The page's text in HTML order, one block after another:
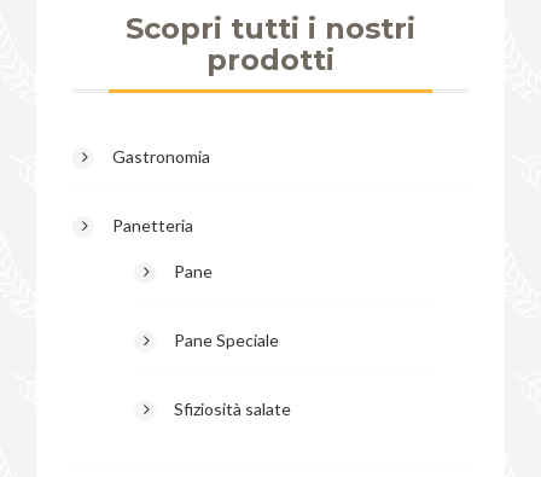
Scopri tutti i nostri
prodotti
Gastronomia
Panetteria
Pane
Pane Speciale
Sfiziosità salate